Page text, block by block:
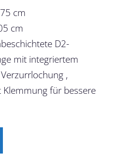
cm
cm
D2-
mit integriertem
,
Klemmung für bessere